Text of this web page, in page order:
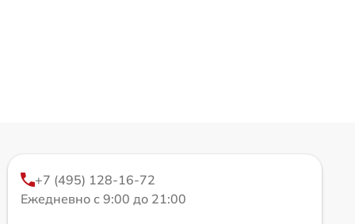
+7 (495) 128-16-72
Ежедневно с 9:00 до 21:00